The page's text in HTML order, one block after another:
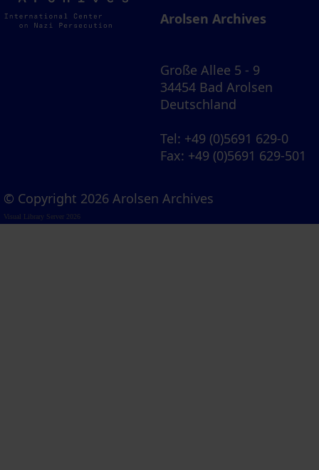
Arolsen Archives
Große Allee 5 - 9
34454 Bad Arolsen
Deutschland
Tel: +49 (0)5691 629-0
Fax: +49 (0)5691 629-501
© Copyright 2026 Arolsen Archives
Visual Library Server 2026